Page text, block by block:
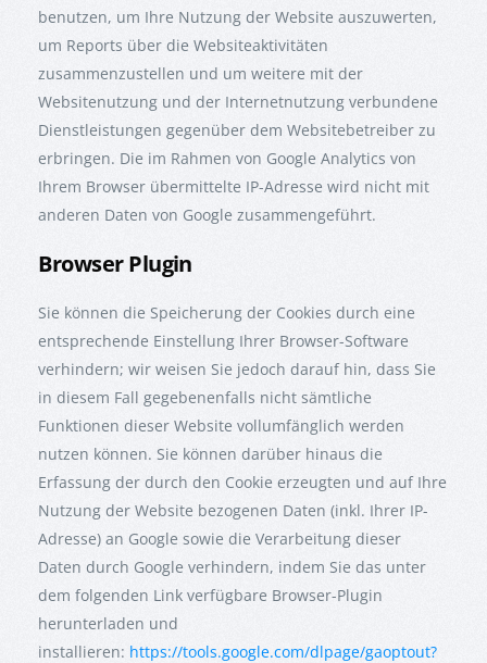
benutzen, um Ihre Nutzung der Website auszuwerten,
um Reports über die Websiteaktivitäten
zusammenzustellen und um weitere mit der
Websitenutzung und der Internetnutzung verbundene
Dienstleistungen gegenüber dem Websitebetreiber zu
erbringen. Die im Rahmen von Google Analytics von
Ihrem Browser übermittelte IP-Adresse wird nicht mit
anderen Daten von Google zusammengeführt.
Browser Plugin
Sie können die Speicherung der Cookies durch eine
entsprechende Einstellung Ihrer Browser-Software
verhindern; wir weisen Sie jedoch darauf hin, dass Sie
in diesem Fall gegebenenfalls nicht sämtliche
Funktionen dieser Website vollumfänglich werden
nutzen können. Sie können darüber hinaus die
Erfassung der durch den Cookie erzeugten und auf Ihre
Nutzung der Website bezogenen Daten (inkl. Ihrer IP-
Adresse) an Google sowie die Verarbeitung dieser
Daten durch Google verhindern, indem Sie das unter
dem folgenden Link verfügbare Browser-Plugin
herunterladen und
installieren: https://tools.google.com/dlpage/gaoptout?